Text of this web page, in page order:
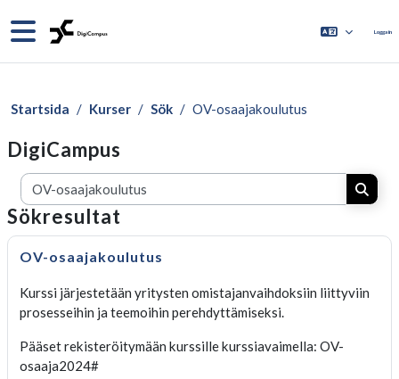
Sidopanel Logga in
Startsida Kurser Sök OV-osaajakoulutus
DigiCampus
Sök kurser
Sök
Sökresultat
OV-osaajakoulutus
Kurssi järjestetään yritysten omistajanvaihdoksiin liittyviin
prosesseihin ja teemoihin perehdyttämiseksi.
Pääset rekisteröitymään kurssille kurssiavaimella: OV-
osaaja2024#